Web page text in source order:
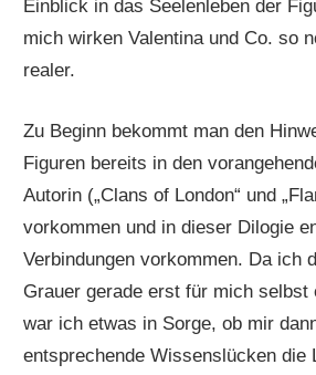
Einblick in das Seelenleben der
mich wirken Valentina und Co. so
realer.
Zu Beginn bekommt man den
Figuren bereits in den
Autorin („Clans of London“ und
vorkommen und in dieser Dilogie
Verbindungen vorkommen. Da ich
Grauer gerade erst für mich selbst
war ich etwas in Sorge, ob mir
entsprechende Wissenslücken die